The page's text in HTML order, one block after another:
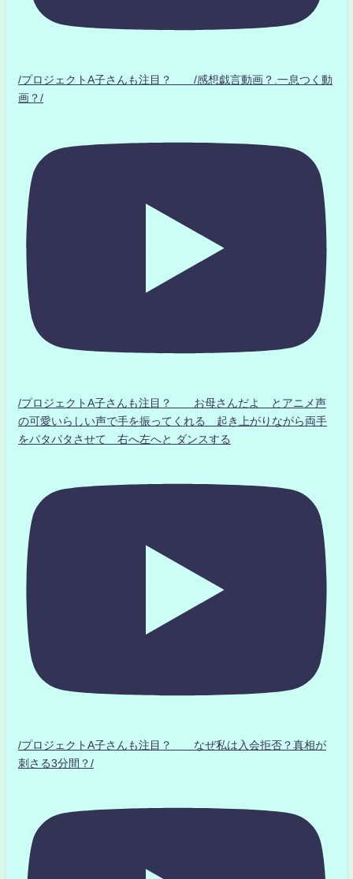
/プロジェクトA子さんも注目？ /感想戯言動画？.一息つく動
画？/
/プロジェクトA子さんも注目？ お母さんだよ とアニメ声
の可愛いらしい声で手を振ってくれる 起き上がりながら両手
をパタパタさせて 右へ左へと ダンスする
/プロジェクトA子さんも注目？ なぜ私は入会拒否？真相が
刺さる3分間？/